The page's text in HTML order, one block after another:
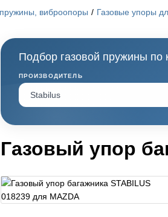
виброопоры Газовые упоры
Подбор газовой пружины по
ПРОИЗВОДИТЕЛЬ
Газовый упор